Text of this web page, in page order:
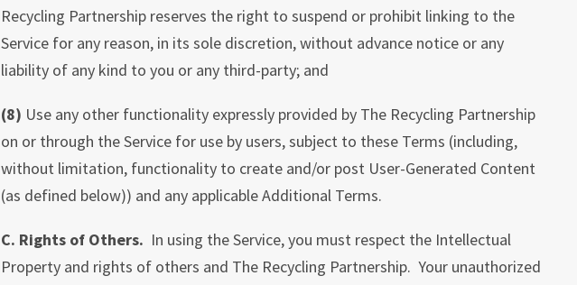
Recycling Partnership reserves the right to suspend or prohibit linking to the
Service for any reason, in its sole discretion, without advance notice or any
liability of any kind to you or any third-party; and
(8) Use any other functionality expressly provided by The Recycling Partnership
on or through the Service for use by users, subject to these Terms (including,
without limitation, functionality to create and/or post User-Generated Content
(as defined below)) and any applicable Additional Terms.
C. Rights of Others. In using the Service, you must respect the Intellectual
Property and rights of others and The Recycling Partnership. Your unauthorized